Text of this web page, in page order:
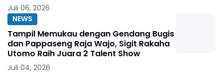
Juli 06, 2026
NEWS
Tampil Memukau dengan Gendang Bugis
dan Pappaseng Raja Wajo, Sigit Rakaha
Utomo Raih Juara 2 Talent Show
Juli 04, 2026